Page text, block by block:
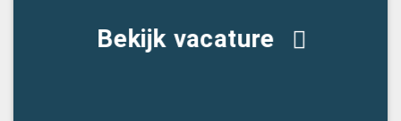
Bekijk vacature